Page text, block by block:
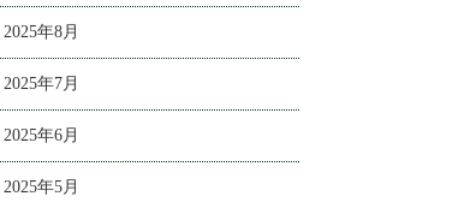
2025年8月
2025年7月
2025年6月
2025年5月